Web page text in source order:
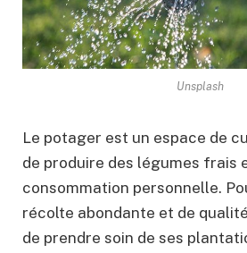
Unsplash
Le potager est un espace de
de produire des légumes frais
consommation personnelle.
récolte abondante et de
de prendre soin de ses